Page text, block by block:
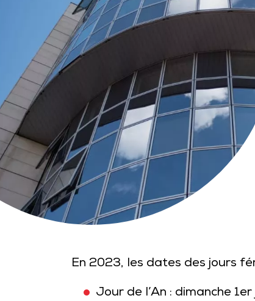
En 2023, les dates des jours
Jour de l’An : dimanche